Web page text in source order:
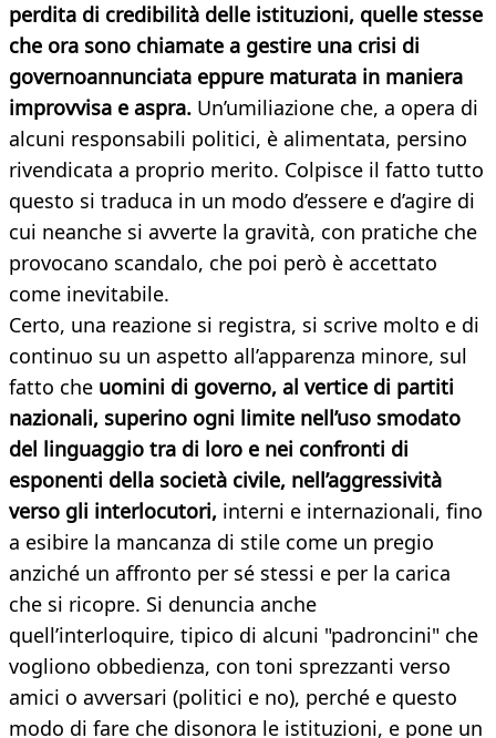
perdita di credibilità delle istituzioni, quelle stesse
che ora sono chiamate a gestire una crisi di
governoannunciata eppure maturata in maniera
improvvisa e aspra. Un’umiliazione che, a opera di
alcuni responsabili politici, è alimentata, persino
rivendicata a proprio merito. Colpisce il fatto tutto
questo si traduca in un modo d’essere e d’agire di
cui neanche si avverte la gravità, con pratiche che
provocano scandalo, che poi però è accettato
come inevitabile.
Certo, una reazione si registra, si scrive molto e di
continuo su un aspetto all’apparenza minore, sul
fatto che uomini di governo, al vertice di partiti
nazionali, superino ogni limite nell’uso smodato
del linguaggio tra di loro e nei confronti di
esponenti della società civile, nell’aggressività
verso gli interlocutori, interni e internazionali, fino
a esibire la mancanza di stile come un pregio
anziché un affronto per sé stessi e per la carica
che si ricopre. Si denuncia anche
quell’interloquire, tipico di alcuni "padroncini" che
vogliono obbedienza, con toni sprezzanti verso
amici o avversari (politici e no), perché e questo
modo di fare che disonora le istituzioni, e pone un